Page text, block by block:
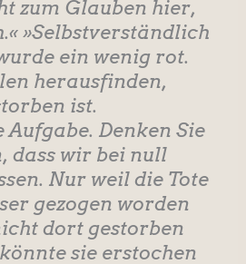
zum Glauben hier,
»Selbstverständlich
ein wenig rot.
herausfinden,
ist.
Aufgabe. Denken Sie
dass wir bei null
Nur weil die Tote
gezogen worden
dort gestorben
sie erstochen